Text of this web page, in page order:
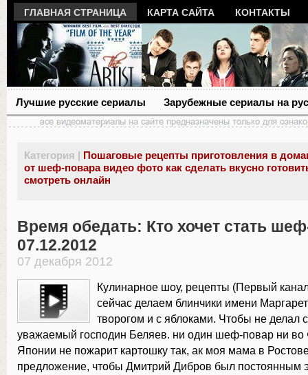
ГЛАВНАЯ СТРАНИЦА КАРТА САЙТА КОНТАКТЫ
Лучшие русские сериалы Зарубежные сериалы на
Категория | Пошаговые рецепты приготовления в
от шеф-повара видео фото как сделать вкусно
смотреть онлайн
Время обедать: Кто хочет стать
07.12.2012
07 декабря 2012
Кулинарное шоу, рецепты (Первый
сейчас делаем блинчики имени
творогом и с яблоками. Чтобы не делал
уважаемый господин Беляев. ни один шеф-повар ни во
Японии не пожарит картошку так, ак моя мама в
предложение, чтобы Дмитрий Дибров был постоянным